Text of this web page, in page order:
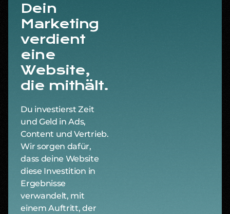
Dein
Marketing
verdient
eine
Website,
die mithält.
Du investierst Zeit
und Geld in Ads,
Content und Vertrieb.
Wir sorgen dafür,
dass deine Website
diese Investition in
Ergebnisse
verwandelt, mit
einem Auftritt, der